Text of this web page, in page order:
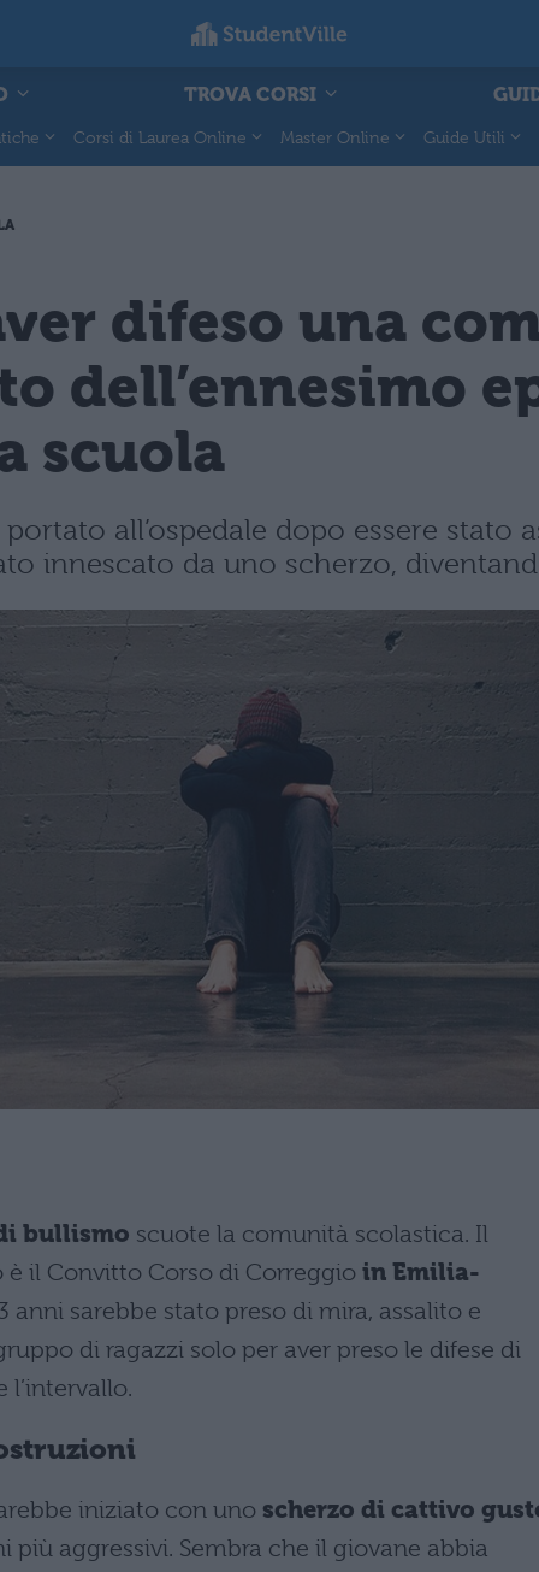
TROVA CORSI
Corsi di Laurea Online Master Online Guide Utili
difeso una
dell’ennesimo
scuola
all’ospedale dopo essere stato
innescato da uno scherzo,
bullismo scuote la comunità scolastica. Il
il Convitto Corso di Correggio in Emilia-
anni sarebbe stato preso di mira, assalito e
di ragazzi solo per aver preso le difese di
l’intervallo.
iniziato con uno scherzo di cattivo
aggressivi. Sembra che il giovane abbia